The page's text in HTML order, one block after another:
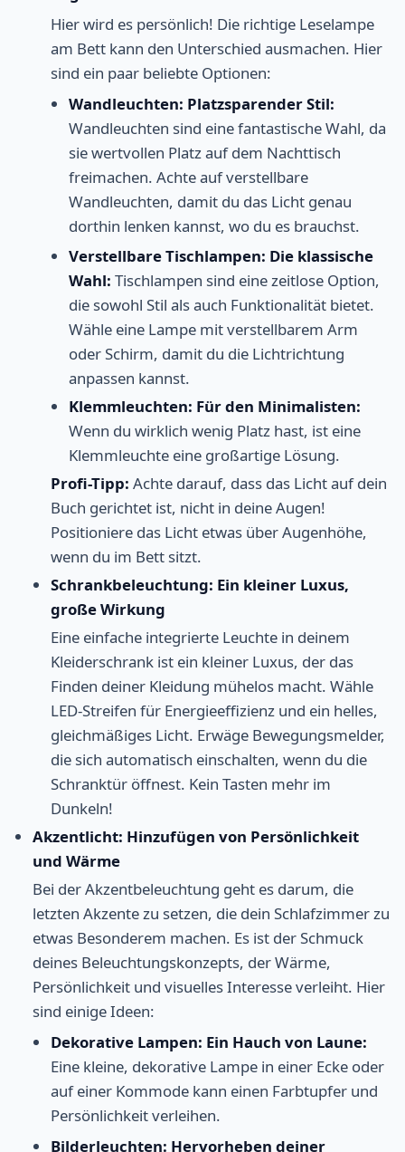
Hier wird es persönlich! Die richtige Leselampe
am Bett kann den Unterschied ausmachen. Hier
sind ein paar beliebte Optionen:
Wandleuchten: Platzsparender Stil:
Wandleuchten sind eine fantastische Wahl, da
sie wertvollen Platz auf dem Nachttisch
freimachen. Achte auf verstellbare
Wandleuchten, damit du das Licht genau
dorthin lenken kannst, wo du es brauchst.
Verstellbare Tischlampen: Die klassische
Wahl: Tischlampen sind eine zeitlose Option,
die sowohl Stil als auch Funktionalität bietet.
Wähle eine Lampe mit verstellbarem Arm
oder Schirm, damit du die Lichtrichtung
anpassen kannst.
Klemmleuchten: Für den Minimalisten:
Wenn du wirklich wenig Platz hast, ist eine
Klemmleuchte eine großartige Lösung.
Profi-Tipp: Achte darauf, dass das Licht auf dein
Buch gerichtet ist, nicht in deine Augen!
Positioniere das Licht etwas über Augenhöhe,
wenn du im Bett sitzt.
Schrankbeleuchtung: Ein kleiner Luxus,
große Wirkung
Eine einfache integrierte Leuchte in deinem
Kleiderschrank ist ein kleiner Luxus, der das
Finden deiner Kleidung mühelos macht. Wähle
LED-Streifen für Energieeffizienz und ein helles,
gleichmäßiges Licht. Erwäge Bewegungsmelder,
die sich automatisch einschalten, wenn du die
Schranktür öffnest. Kein Tasten mehr im
Dunkeln!
Akzentlicht: Hinzufügen von Persönlichkeit
und Wärme
Bei der Akzentbeleuchtung geht es darum, die
letzten Akzente zu setzen, die dein Schlafzimmer zu
etwas Besonderem machen. Es ist der Schmuck
deines Beleuchtungskonzepts, der Wärme,
Persönlichkeit und visuelles Interesse verleiht. Hier
sind einige Ideen:
Dekorative Lampen: Ein Hauch von Laune:
Eine kleine, dekorative Lampe in einer Ecke oder
auf einer Kommode kann einen Farbtupfer und
Persönlichkeit verleihen.
Bilderleuchten: Hervorheben deiner